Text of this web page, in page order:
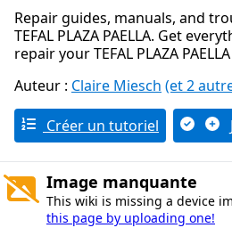
Repair guides, manuals, and
TEFAL PLAZA PAELLA. Get
repair your TEFAL PLAZA
Auteur : Claire Miesch (et 2
Créer un tutoriel
Image manquante
This wiki is missing a device
this page by uploading one!